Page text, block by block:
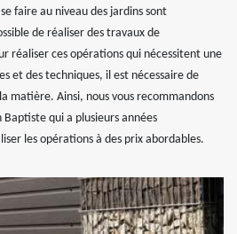
faire au niveau des jardins sont
de réaliser des travaux de
réaliser ces opérations qui nécessitent une
et des techniques, il est nécessaire de
matière. Ainsi, nous vous recommandons
Baptiste qui a plusieurs années
les opérations à des prix abordables.